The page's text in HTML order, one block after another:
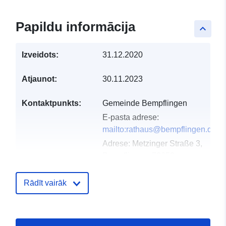
keyboard_arrow_up
Papildu informācija
Izveidots: 31.12.2020
Atjaunot: 30.11.2023
Kontaktpunkts:
Gemeinde Bempflingen
E-pasta adrese:
mailto:rathaus@bempflingen.de
Adrese: Metzinger Straße 3,
Kataloga
Pievienots data.europa.eu: 23
Rādīt vairāk